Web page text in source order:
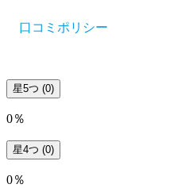
口コミポリシー
星5つ (0)
0％
星4つ (0)
0％